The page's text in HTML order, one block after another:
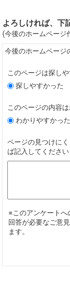
よろしければ、下
(今後のホームページ
今後のホームページ
このページは探し
探しやすかった
このページの内容
わかりやすかった
ページの見つけに
ば記入してください
※このアンケートへ
回答が必要なご意
ます。